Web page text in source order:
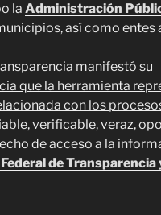
la Administración
así como entes
manifestó su
que la herramienta
con los
verificable, veraz,
de acceso a la
de Transparencia